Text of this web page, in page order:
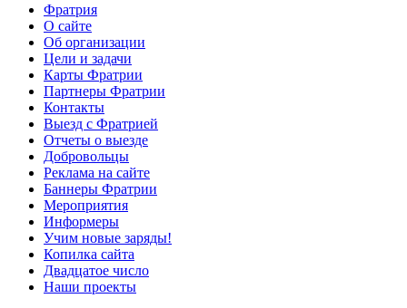
Фратрия
О сайте
Об организации
Цели и задачи
Карты Фратрии
Партнеры Фратрии
Контакты
Выезд с Фратрией
Отчеты о выезде
Добровольцы
Реклама на сайте
Баннеры Фратрии
Мероприятия
Информеры
Учим новые заряды!
Копилка сайта
Двадцатое число
Наши проекты